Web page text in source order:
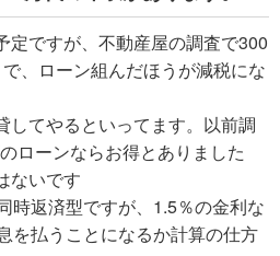
定ですが、不動産屋の調査で300
、ローン組んだほうが減税にな
してやるといってます。以前調
ローンならお得とありました
ないです
時返済型ですが、1.5％の金利な
を払うことになるか計算の仕方